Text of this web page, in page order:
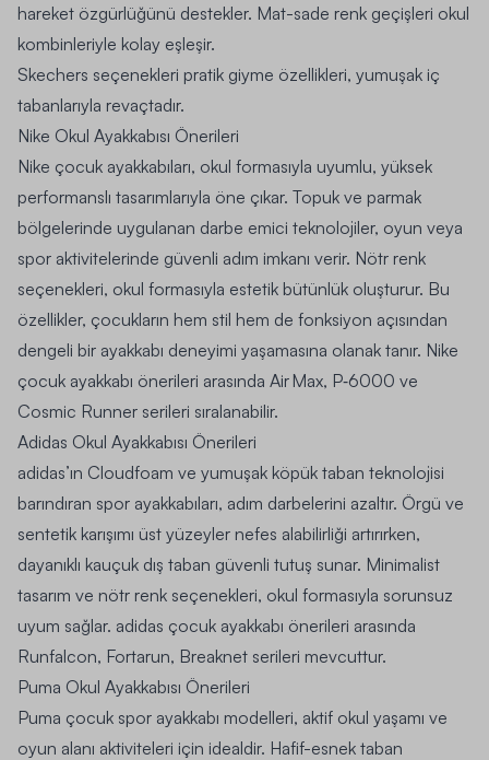
hareket özgürlüğünü destekler. Mat-sade renk geçişleri okul
kombinleriyle kolay eşleşir.
Skechers seçenekleri pratik giyme özellikleri, yumuşak iç
tabanlarıyla revaçtadır.
Nike Okul Ayakkabısı Önerileri
Nike çocuk ayakkabıları, okul formasıyla uyumlu, yüksek
performanslı tasarımlarıyla öne çıkar. Topuk ve parmak
bölgelerinde uygulanan darbe emici teknolojiler, oyun veya
spor aktivitelerinde güvenli adım imkanı verir. Nötr renk
seçenekleri, okul formasıyla estetik bütünlük oluşturur. Bu
özellikler, çocukların hem stil hem de fonksiyon açısından
dengeli bir ayakkabı deneyimi yaşamasına olanak tanır. Nike
çocuk ayakkabı önerileri arasında Air Max, P‑6000 ve
Cosmic Runner serileri sıralanabilir.
Adidas Okul Ayakkabısı Önerileri
adidas’ın Cloudfoam ve yumuşak köpük taban teknolojisi
barındıran spor ayakkabıları, adım darbelerini azaltır. Örgü ve
sentetik karışımı üst yüzeyler nefes alabilirliği artırırken,
dayanıklı kauçuk dış taban güvenli tutuş sunar. Minimalist
tasarım ve nötr renk seçenekleri, okul formasıyla sorunsuz
uyum sağlar. adidas çocuk ayakkabı önerileri arasında
Runfalcon, Fortarun, Breaknet serileri mevcuttur.
Puma Okul Ayakkabısı Önerileri
Puma çocuk spor ayakkabı modelleri, aktif okul yaşamı ve
oyun alanı aktiviteleri için idealdir. Hafif-esnek taban